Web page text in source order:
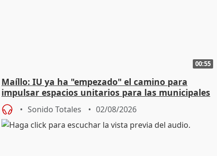
00:55
Maíllo: IU ya ha "empezado" el camino para
impulsar espacios unitarios para las municipales
Sonido Totales 02/08/2026